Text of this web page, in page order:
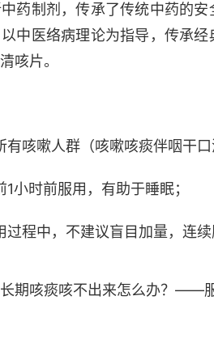
药制剂，传承了传统中药的
中医络病理论为指导，传承
咳片。
咳嗽人群（咳嗽咳痰伴咽干口
小时前服用，有助于睡眠；
程中，不建议盲目加量，连续
期咳痰咳不出来怎么办？——